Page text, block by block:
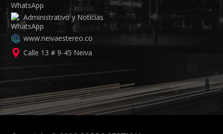
Administrativo y Noticias
www.neivaestereo.co
Calle 13 # 9-45 Neiva